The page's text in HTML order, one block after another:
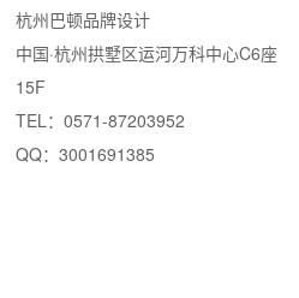
杭州巴顿品牌设计
中国·杭州拱墅区运河万科中心C6座
15F
TEL：0571-87203952
QQ：3001691385